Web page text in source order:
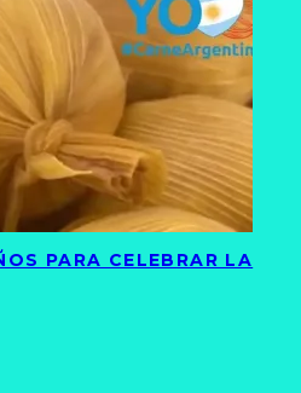
PARA CELEBRAR LA